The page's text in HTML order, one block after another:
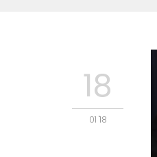
18
01 '18